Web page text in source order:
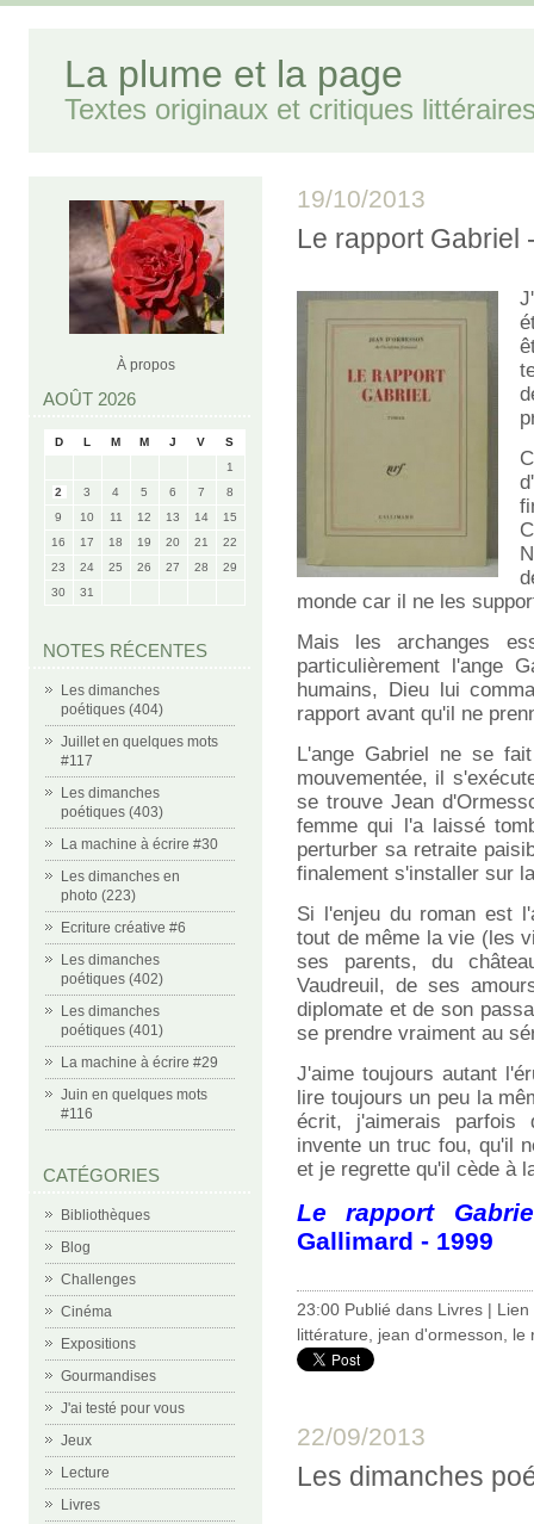
La plume et la page
Textes originaux et critiques
À propos
AOÛT 2026
D L M M J V
S
1
2
3 4 5 6 7
8
9
10 11 12 13 14
15
16
17 18 19 20 21
22
23
24 25 26 27 28
29
30
31
NOTES RÉCENTES
Les dimanches
poétiques (404)
Juillet en quelques mots
#117
Les dimanches
poétiques (403)
La machine à écrire #30
Les dimanches en
photo (223)
Ecriture créative #6
Les dimanches
poétiques (402)
Les dimanches
poétiques (401)
La machine à écrire #29
Juin en quelques mots
#116
CATÉGORIES
Bibliothèques
Blog
Challenges
Cinéma
Expositions
Gourmandises
J'ai testé pour vous
Jeux
Lecture
Livres
19/10/2013
Le rapport Gabriel
monde car il ne les
Mais les archanges
particulièrement l'ange
humains, Dieu lui
rapport avant qu'il ne
L'ange Gabriel ne se
mouvementée, il
se trouve Jean
femme qui l'a laissé
perturber sa retraite
finalement s'installer sur
Si l'enjeu du roman est
tout de même la vie (les
ses parents, du
Vaudreuil, de ses
diplomate et de son
se prendre vraiment au
J'aime toujours autant
lire toujours un peu la
écrit, j'aimerais parfois
invente un truc fou, qu'il
et je regrette qu'il cède à
Le rapport
Gallimard - 1999
23:00 Publié dans Livres | Lien
littérature
jean d'ormesson le
22/09/2013
Les dimanches